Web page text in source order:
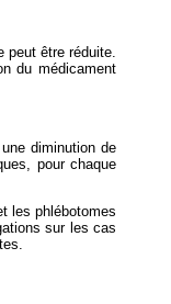
peut être réduite.
du médicament
diminution de
pour chaque
les phlébotomes
sur les cas